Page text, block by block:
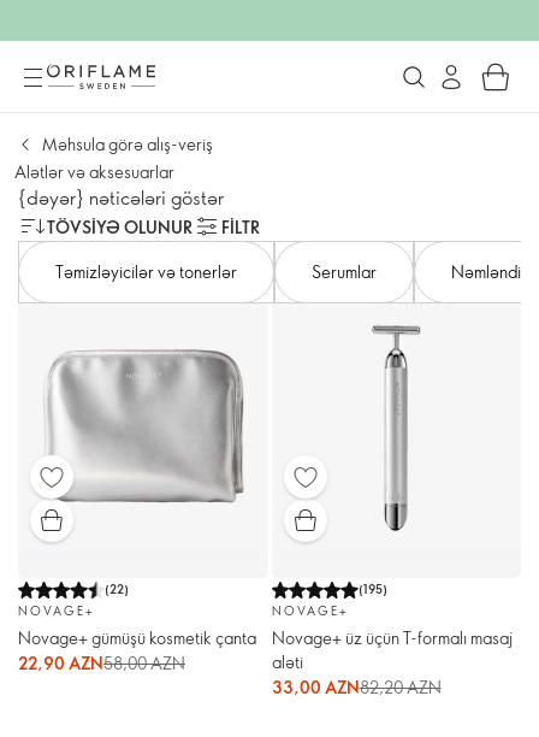
Məhsula görə alış-veriş
Alətlər və aksesuarlar
{dəyər} nəticələri göstər
TÖVSIYƏ OLUNUR
FILTR
Təmizləyicilər və tonerlər
Serumlar
(22)
NOVAGE+
Novage+ gümüşü kosmetik çanta
22,90 AZN58,00 AZN
(195)
NOVAGE+
Novage+ üz üçün T-formalı masaj
aləti
33,00 AZN82,20 AZN